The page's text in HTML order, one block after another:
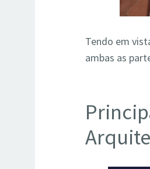
Tendo em
ambas as